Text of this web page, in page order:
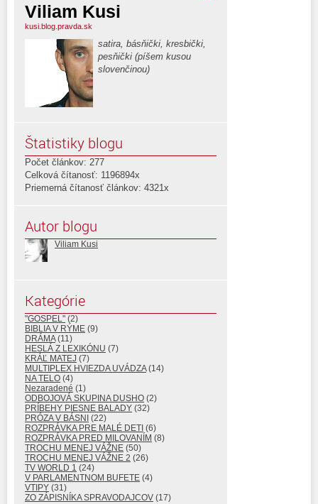
Viliam Kusi
kusi.blog.pravda.sk
satira, básňički, kresbički,
pesňički (píšem kusou
slovenčinou)
Štatistiky blogu
Počet článkov: 277
Celková čítanosť: 1196894x
Priemerná čítanosť článkov: 4321x
Autor blogu
Viliam Kusi
Kategórie
"GOSPEL" (2)
BIBLIA V RÝME (9)
DRÁMA(11)
HESLÁ Z LEXIKÓNU (7)
KRÁĽ MATEJ (7)
MULTIPLEX HVIEZDA UVÁDZA(14)
NA TELO (4)
Nezaradené (1)
ODBOJOVÁ SKUPINA DUSHO (2)
PRÍBEHY PIESNE BALADY (32)
PRÓZA V BÁSNI (22)
ROZPRÁVKA PRE MALÉ DETI (6)
ROZPRÁVKA PRED MILOVANÍM (8)
TROCHU MENEJ VÁŽNE (50)
TROCHU MENEJ VÁŽNE 2 (26)
TV WORLD 1 (24)
V PARLAMENTNOM BUFETE (4)
VTIPY (31)
ZO ZÁPISNÍKA SPRAVODAJCOV (17)